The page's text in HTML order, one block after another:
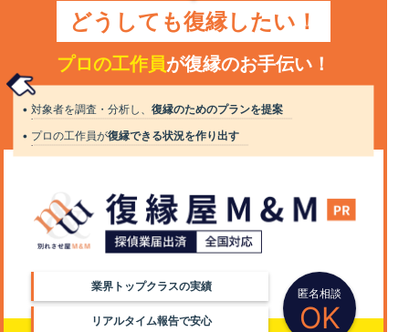
どうしても復縁したい！
プロの工作員が復縁のお手伝い！
対象者を調査・分析し、復縁のためのプランを提案
プロの工作員が復縁できる状況を作り出す
業界トップクラスの実績
リアルタイム報告で安心
匿名相談
OK